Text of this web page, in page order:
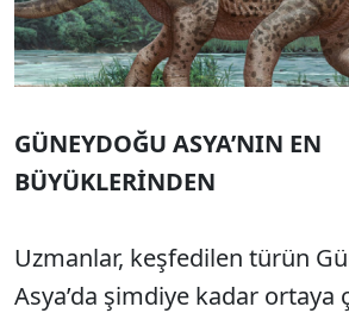
GÜNEYDOĞU ASYA’NIN EN
BÜYÜKLERİNDEN
Uzmanlar, keşfedilen türün
Asya’da şimdiye kadar ortaya